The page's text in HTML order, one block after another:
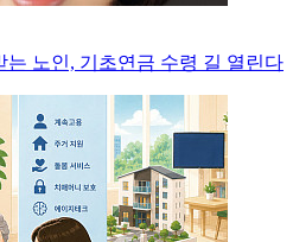
는 노인, 기초연금 수령 길 열린다